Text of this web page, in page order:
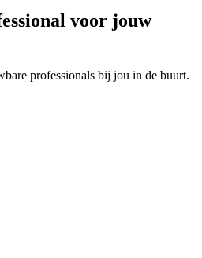
voor jouw
professionals bij jou in de buurt.